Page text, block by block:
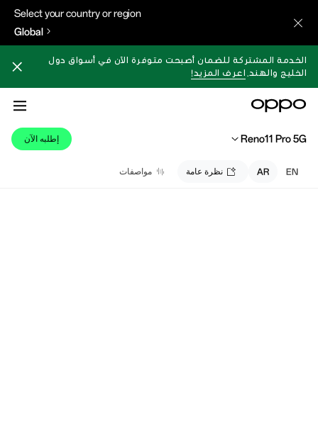
Select your country or region
Global
الخدمة المشتركة للضمان أصبحت متوفرة الآن في أسواق دول
الخليج والهند. اعرف المزيد!
Reno11 Pro 5G إطلبه الآن
EN
AR نظرة عامة مواصفات